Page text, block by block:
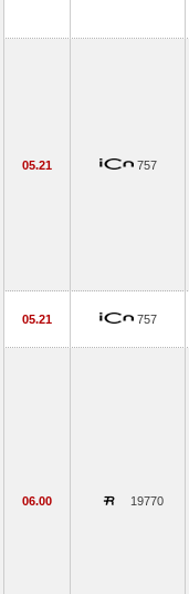
05.21 757
05.21 757
06.00 19770